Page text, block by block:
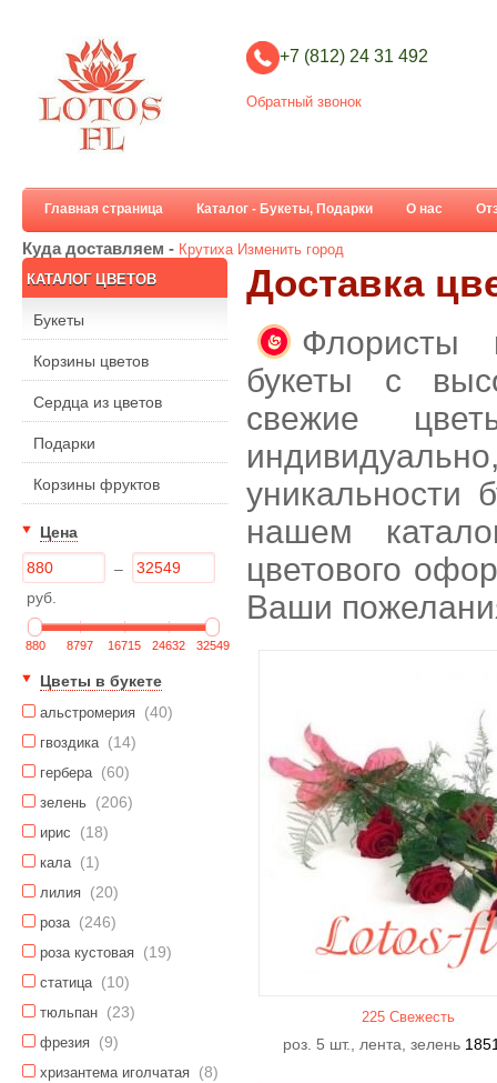
+7 (812) 24 31 492
Обратный звонок
Главная страница Каталог - Букеты, Подарки О нас
Куда доставляем - Крутиха Изменить город
КАТАЛОГ ЦВЕТОВ
Букеты
Корзины цветов
Сердца из цветов
Подарки
Корзины фруктов
Цена
–
руб.
880 8797 16715 24632 32549
Цветы в букете
альстромерия (40)
гвоздика (14)
гербера (60)
зелень (206)
ирис (18)
кала (1)
лилия (20)
роза (246)
роза кустовая (19)
статица (10)
тюльпан (23)
фрезия (9)
хризантема иголчатая (8)
Доставка
Флористы
букеты с
свежие
уникальности
нашем
цветового
Ваши
225 Свежесть
роз. 5 шт., лента, зелень